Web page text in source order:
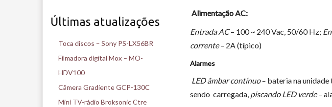
Alimentação AC:
Entrada AC– 100 ~ 240 Vac, 50/60 Hz;
corrente– 2A (típico)
Alarmes
LED âmbar contínuo– bateria na
sendo carregada, piscando LED verde–
Últimas atualizações
Toca discos – Sony PS-LX56BR
Filmadora digital Mox – MO-
HDV100
Câmera Gradiente GCP-130C
Mini TV-rádio Broksonic Ctre